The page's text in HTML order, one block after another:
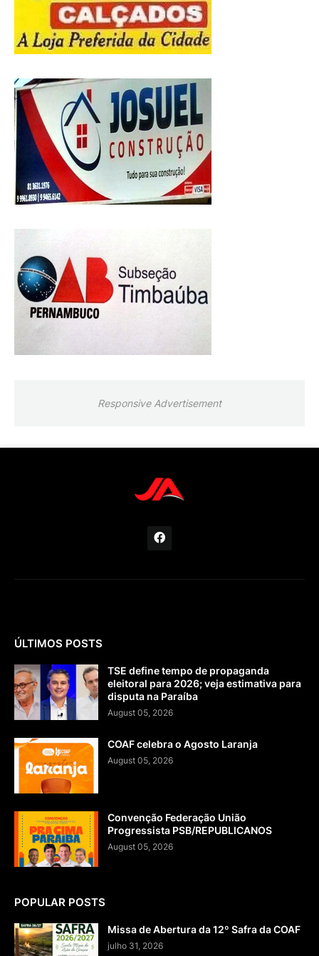
Responsive Advertisement
ÚLTIMOS POSTS
TSE define tempo de propaganda
eleitoral para 2026; veja estimativa para
disputa na Paraíba
August 05, 2026
COAF celebra o Agosto Laranja
August 05, 2026
Convenção Federação União
Progressista PSB/REPUBLICANOS
August 05, 2026
POPULAR POSTS
Missa de Abertura da 12º Safra da COAF
julho 31, 2026